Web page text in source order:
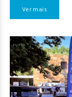
Ver mais